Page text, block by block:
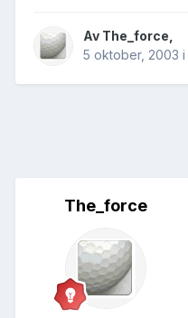
Av The_force
5 oktober, 2003 i
The_force